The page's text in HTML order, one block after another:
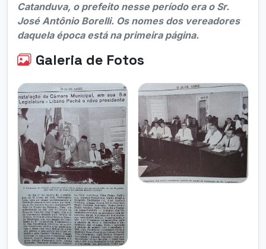
Catanduva, o prefeito nesse período era o Sr.
José Antônio Borelli. Os nomes dos vereadores
daquela época está na primeira página.
Galeria de Fotos